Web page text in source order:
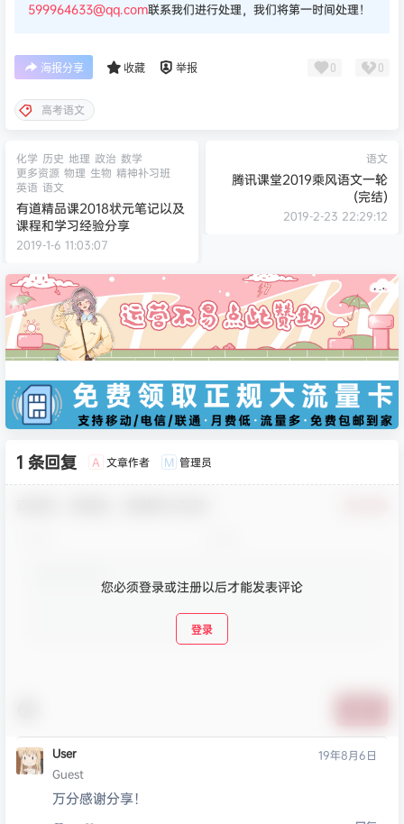
599964633@qq.com联系我们进行处理，我们将第一时间处理！
海报分享 收藏 举报 0 0
高考语文
化学 历史 地理 政治 数学
更多资源 物理 生物 精神补习班
英语 语文
有道精品课2018状元笔记以及
课程和学习经验分享
2019-1-6 11:03:07
语文
腾讯课堂2019乘风语文一轮
(完结)
2019-2-23 22:29:12
1 条回复 A 文章作者 M 管理员
您必须登录或注册以后才能发表评论
登录
User
Guest
19年8月6日
万分感谢分享！